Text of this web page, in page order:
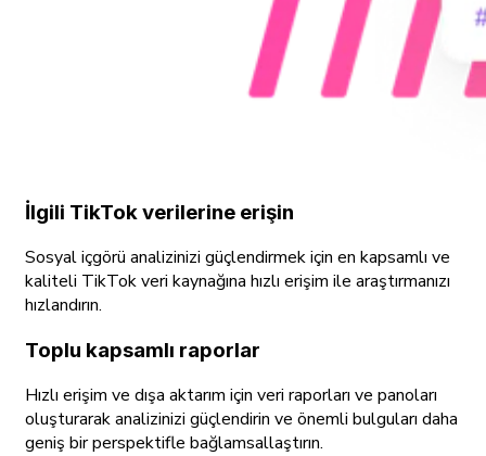
İlgili TikTok verilerine erişin
Sosyal içgörü analizinizi güçlendirmek için en kapsamlı ve
kaliteli TikTok veri kaynağına hızlı erişim ile araştırmanızı
hızlandırın.
Toplu kapsamlı raporlar
Hızlı erişim ve dışa aktarım için veri raporları ve panoları
oluşturarak analizinizi güçlendirin ve önemli bulguları daha
geniş bir perspektifle bağlamsallaştırın.